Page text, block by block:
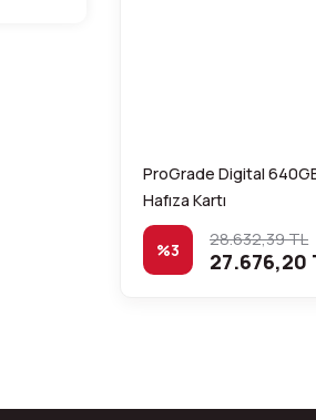
ProGrade Digital
Hafıza Kartı
%3 28.632,39 TL
27.676,20